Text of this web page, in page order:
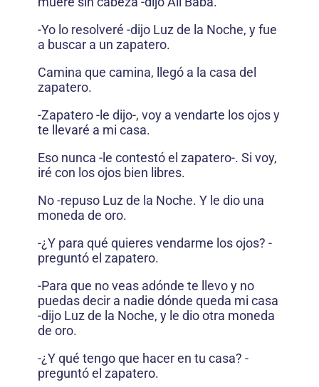
-Yo lo resolveré -dijo Luz de la Noche, y fue
a buscar a un zapatero.
Camina que camina, llegó a la casa del
zapatero.
-Zapatero -le dijo-, voy a vendarte los ojos y
te llevaré a mi casa.
Eso nunca -le contestó el zapatero-. Si voy,
iré con los ojos bien libres.
No -repuso Luz de la Noche. Y le dio una
moneda de oro.
-¿Y para qué quieres vendarme los ojos? -
preguntó el zapatero.
-Para que no veas adónde te llevo y no
puedas decir a nadie dónde queda mi casa
-dijo Luz de la Noche, y le dio otra moneda
de oro.
-¿Y qué tengo que hacer en tu casa? -
preguntó el zapatero.